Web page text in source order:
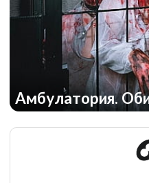
Амбулатория.